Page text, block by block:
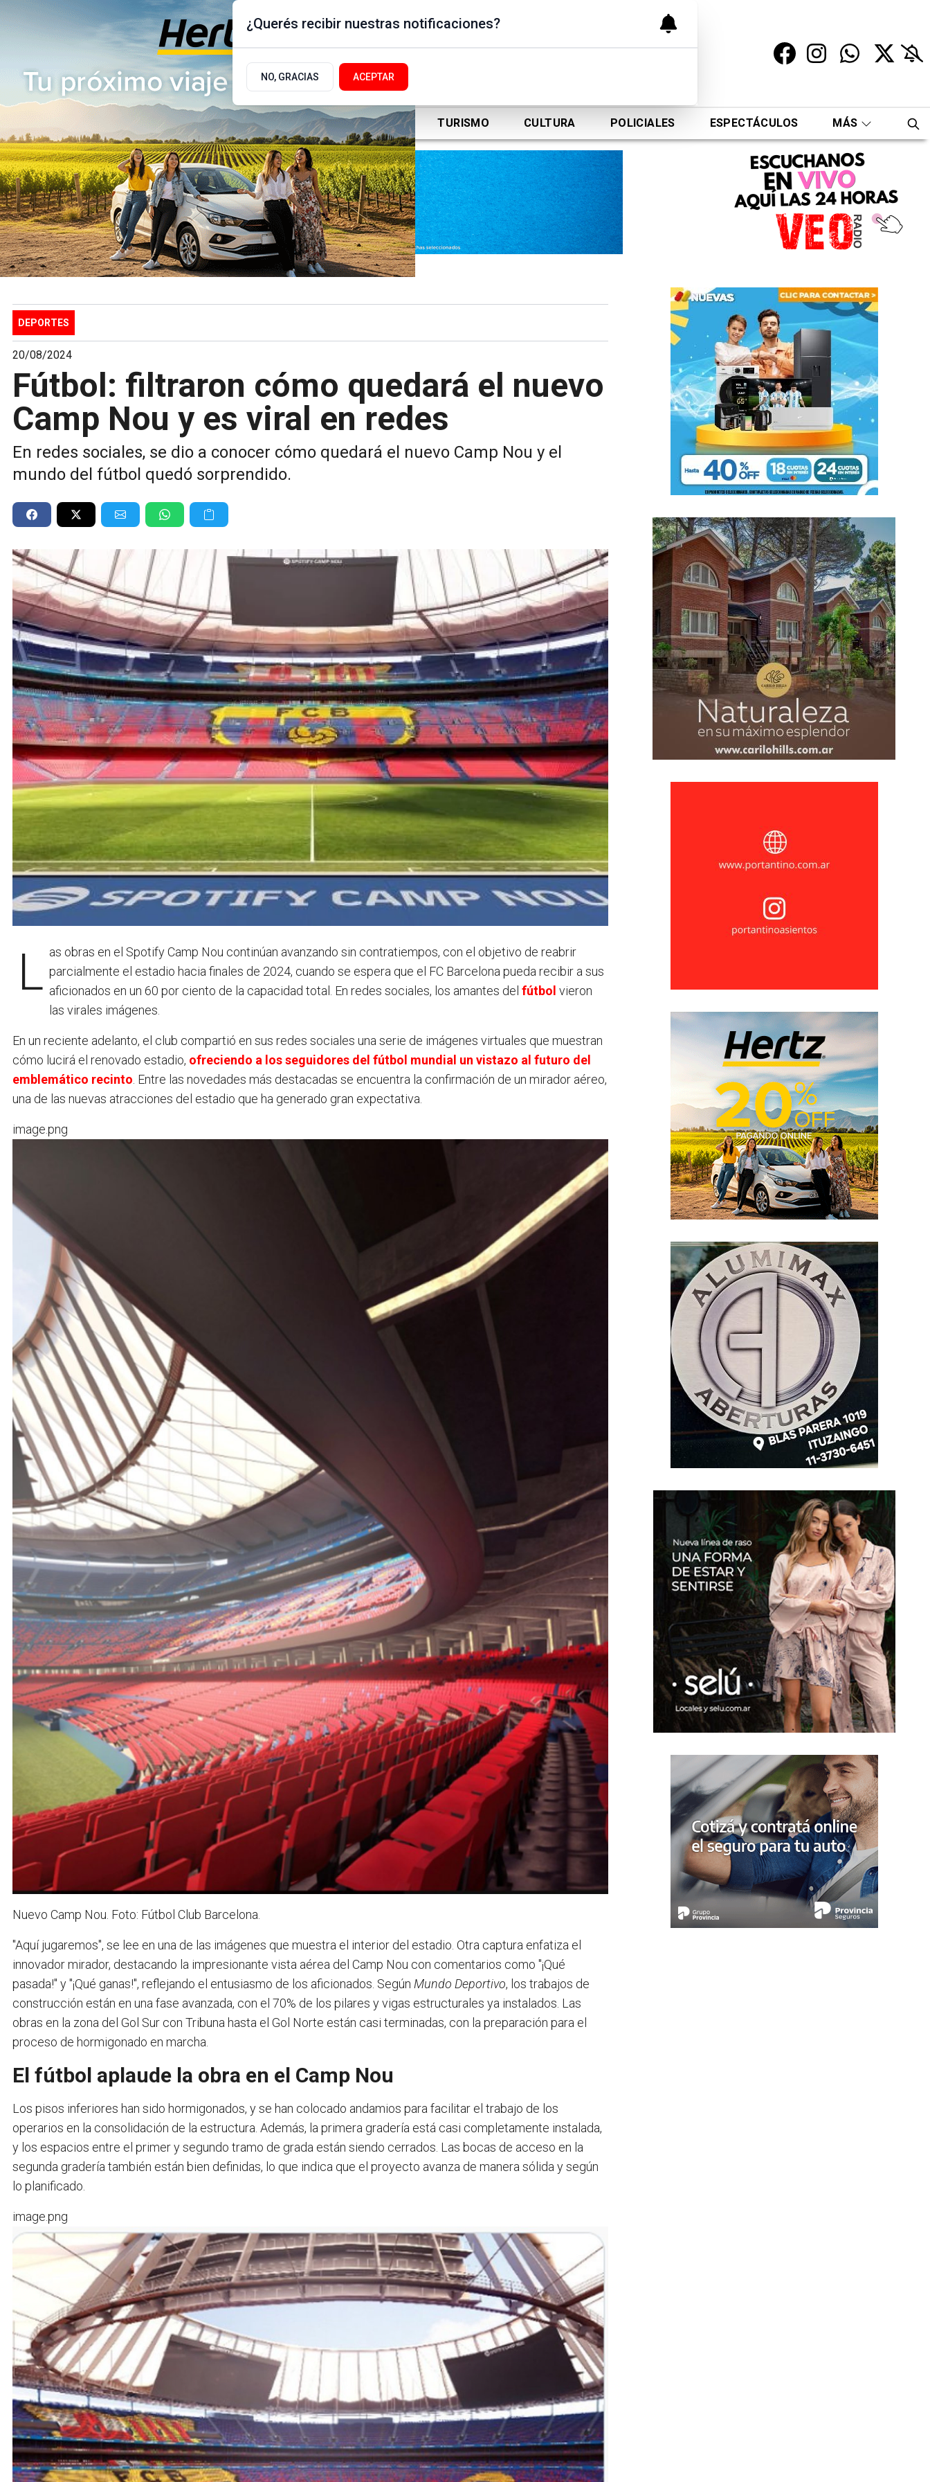
Jueves 6 de Agosto
de 2026
17.9ºc | Buenos Aires, AR
ACTUALIDAD POLÍTICA DEPORTES TURISMO CULTURA POLICIALES ESPECTÁCULOS MÁS
DEPORTES
20/08/2024
Fútbol: filtraron cómo quedará el nuevo
Camp Nou y es viral en redes
En redes sociales, se dio a conocer cómo quedará el nuevo Camp Nou y el
mundo del fútbol quedó sorprendido.
Las obras en el Spotify Camp Nou continúan avanzando sin contratiempos, con el objetivo de reabrir parcialmente el estadio hacia finales de 2024, cuando se espera que el FC Barcelona pueda recibir a sus
aficionados en un 60 por ciento de la capacidad total. En redes sociales, los amantes del fútbol vieron
las virales imágenes.
En un reciente adelanto, el club compartió en sus redes sociales una serie de imágenes virtuales que muestran
cómo lucirá el renovado estadio, ofreciendo a los seguidores del fútbol mundial un vistazo al futuro del
emblemático recinto . Entre las novedades más destacadas se encuentra la confirmación de un mirador aéreo,
una de las nuevas atracciones del estadio que ha generado gran expectativa.
image.png
Nuevo Camp Nou. Foto: Fútbol Club Barcelona.
"Aquí jugaremos", se lee en una de las imágenes que muestra el interior del estadio. Otra captura enfatiza el
innovador mirador, destacando la impresionante vista aérea del Camp Nou con comentarios como "¡Qué
pasada!" y "¡Qué ganas!", reflejando el entusiasmo de los aficionados. Según Mundo Deportivo, los trabajos de
construcción están en una fase avanzada, con el 70% de los pilares y vigas estructurales ya instalados. Las
obras en la zona del Gol Sur con Tribuna hasta el Gol Norte están casi terminadas, con la preparación para el
proceso de hormigonado en marcha.
El fútbol aplaude la obra en el Camp Nou
Los pisos inferiores han sido hormigonados, y se han colocado andamios para facilitar el trabajo de los
operarios en la consolidación de la estructura. Además, la primera gradería está casi completamente instalada,
y los espacios entre el primer y segundo tramo de grada están siendo cerrados. Las bocas de acceso en la
segunda gradería también están bien definidas, lo que indica que el proyecto avanza de manera sólida y según
lo planificado.
image.png
¿Querés recibir nuestras notificaciones?
NO, GRACIAS ACEPTAR